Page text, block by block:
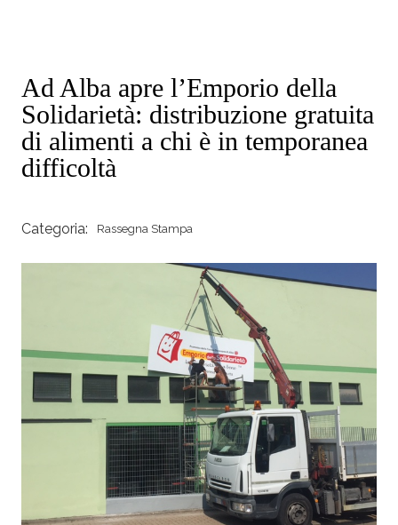
Ad Alba apre l’Emporio della
Solidarietà: distribuzione gratuita
di alimenti a chi è in temporanea
difficoltà
Categoria: Rassegna Stampa